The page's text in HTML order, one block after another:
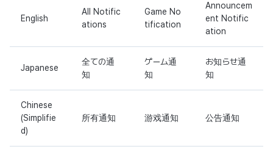
English
All Notific
ations
Game No
tification
Announcem
ent Notific
ation
Japanese
全ての通
知
ゲーム通
知
お知らせ通
知
Chinese
(Simplifie
d)
所有通知 游戏通知 公告通知